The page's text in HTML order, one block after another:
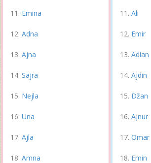
Emina
Adna
Ajna
Sajra
Nejla
Una
Ajla
Amna
Ali
Emir
Adian
Ajdin
Džan
Ajnur
Omar
Emin